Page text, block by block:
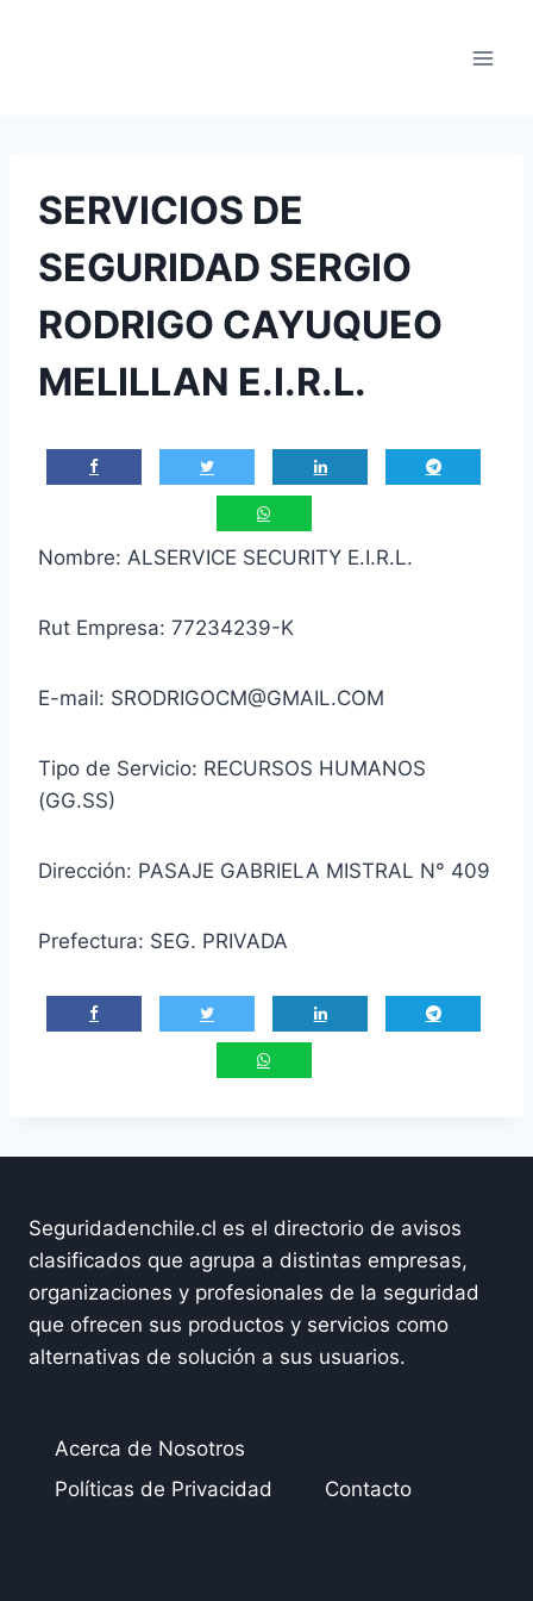
SERVICIOS DE
SEGURIDAD SERGIO
RODRIGO CAYUQUEO
MELILLAN E.I.R.L.
Nombre: ALSERVICE SECURITY E.I.R.L.
Rut Empresa: 77234239-K
E-mail: SRODRIGOCM@GMAIL.COM
Tipo de Servicio: RECURSOS HUMANOS
(GG.SS)
Dirección: PASAJE GABRIELA MISTRAL N° 409
Prefectura: SEG. PRIVADA
Seguridadenchile.cl es el directorio de avisos
clasificados que agrupa a distintas empresas,
organizaciones y profesionales de la seguridad
que ofrecen sus productos y servicios como
alternativas de solución a sus usuarios.
Acerca de Nosotros
Políticas de Privacidad
Contacto